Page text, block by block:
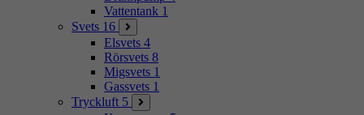
Vattentank 1
Svets 16
Elsvets 4
Rörsvets 8
Migsvets 1
Gassvets 1
Tryckluft 5